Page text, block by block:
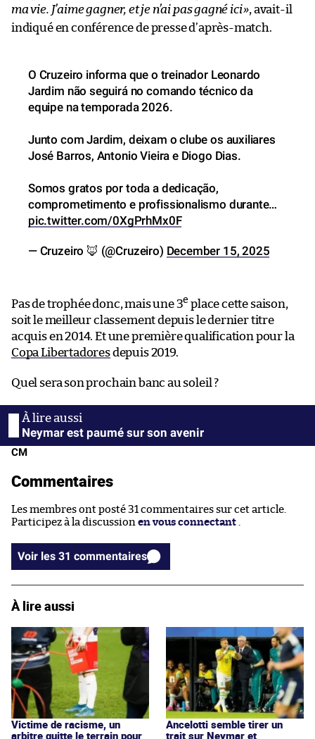
ma vie. J’aime gagner, et je n’ai pas gagné ici», avait-il
indiqué en conférence de presse d’après-match.
O Cruzeiro informa que o treinador Leonardo
Jardim não seguirá no comando técnico da
equipe na temporada 2026.
Junto com Jardim, deixam o clube os auxiliares
José Barros, Antonio Vieira e Diogo Dias.
Somos gratos por toda a dedicação,
comprometimento e profissionalismo durante…
pic.twitter.com/0XgPrhMx0F
— Cruzeiro 🦊 (@Cruzeiro) December 15, 2025
Pas de trophée donc, mais une 3e place cette saison,
soit le meilleur classement depuis le dernier titre
acquis en 2014. Et une première qualification pour la
Copa Libertadoresdepuis 2019.
Quel sera son prochain banc au soleil ?
Neymar est paumé sur son avenir
CM
Commentaires
Les membres ont posté 31 commentaires sur cet article.
Participez à la discussion en vous connectant
Voir les 31 commentaires
À lire aussi
Victime de racisme, un
arbitre quitte le terrain pour
Ancelotti semble tirer un
trait sur Neymar et